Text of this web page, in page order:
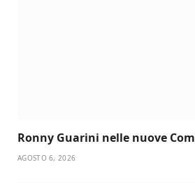
Ronny Guarini nelle nuove
AGOSTO 6, 2026